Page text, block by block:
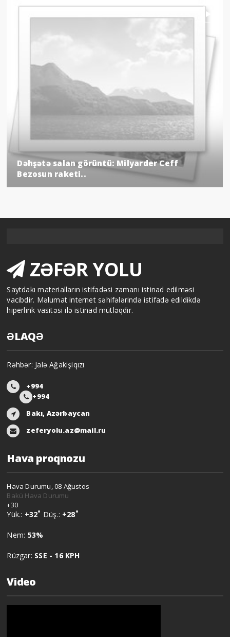
Dəhşətə salan görüntü: Milyarder Ceff
Bezosun raketi..
ZƏFƏR YOLU
Saytdakı materialların istifadəsi zamanı istinad edilməsi
vacibdir. Məlumat internet səhifələrində istifadə edildikdə
hiperlink vasitəsi ilə istinad mütləqdir.
ƏLAQƏ
Rəhbər: Jalə Ağakişiqızı
+994
+994
Bakı, Azərbaycan
zeferyolu.az@mail.ru
Hava proqnozu
Hava Durumu, 08 Ağustos
Bakü Hava Durumu
+30
Yük.: +32° Düş.: +28°
Nem: 53%
Rüzgar: SSE - 16 KPH
Video